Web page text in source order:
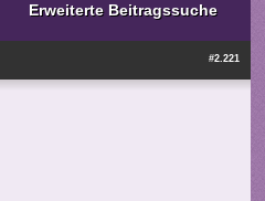
Erweiterte Beitragssuche
#2.221